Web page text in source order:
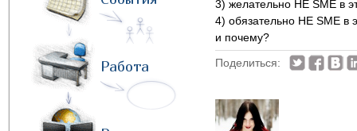
Работа
3) желательно НЕ SME в
4) обязательно НЕ SME в
и почему?
Поделиться: